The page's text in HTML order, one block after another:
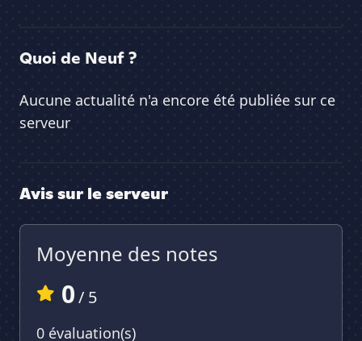
Quoi de Neuf ?
Aucune actualité n'a encore été publiée sur ce
serveur
Avis sur le serveur
Moyenne des notes
0/ 5
0 évaluation(s)